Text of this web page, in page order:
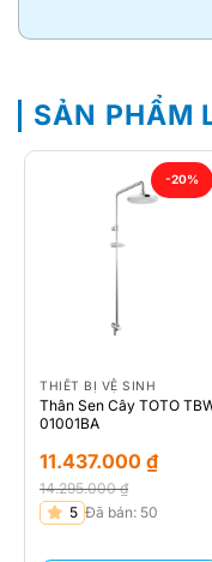
SẢN PHẨM
-20%
THIẾT BỊ VỆ SINH
Thân Sen Cây TOTO
01001BA
14.295.000₫
Giá
11.437.000 ₫
Giá 5 Đã bán: 50